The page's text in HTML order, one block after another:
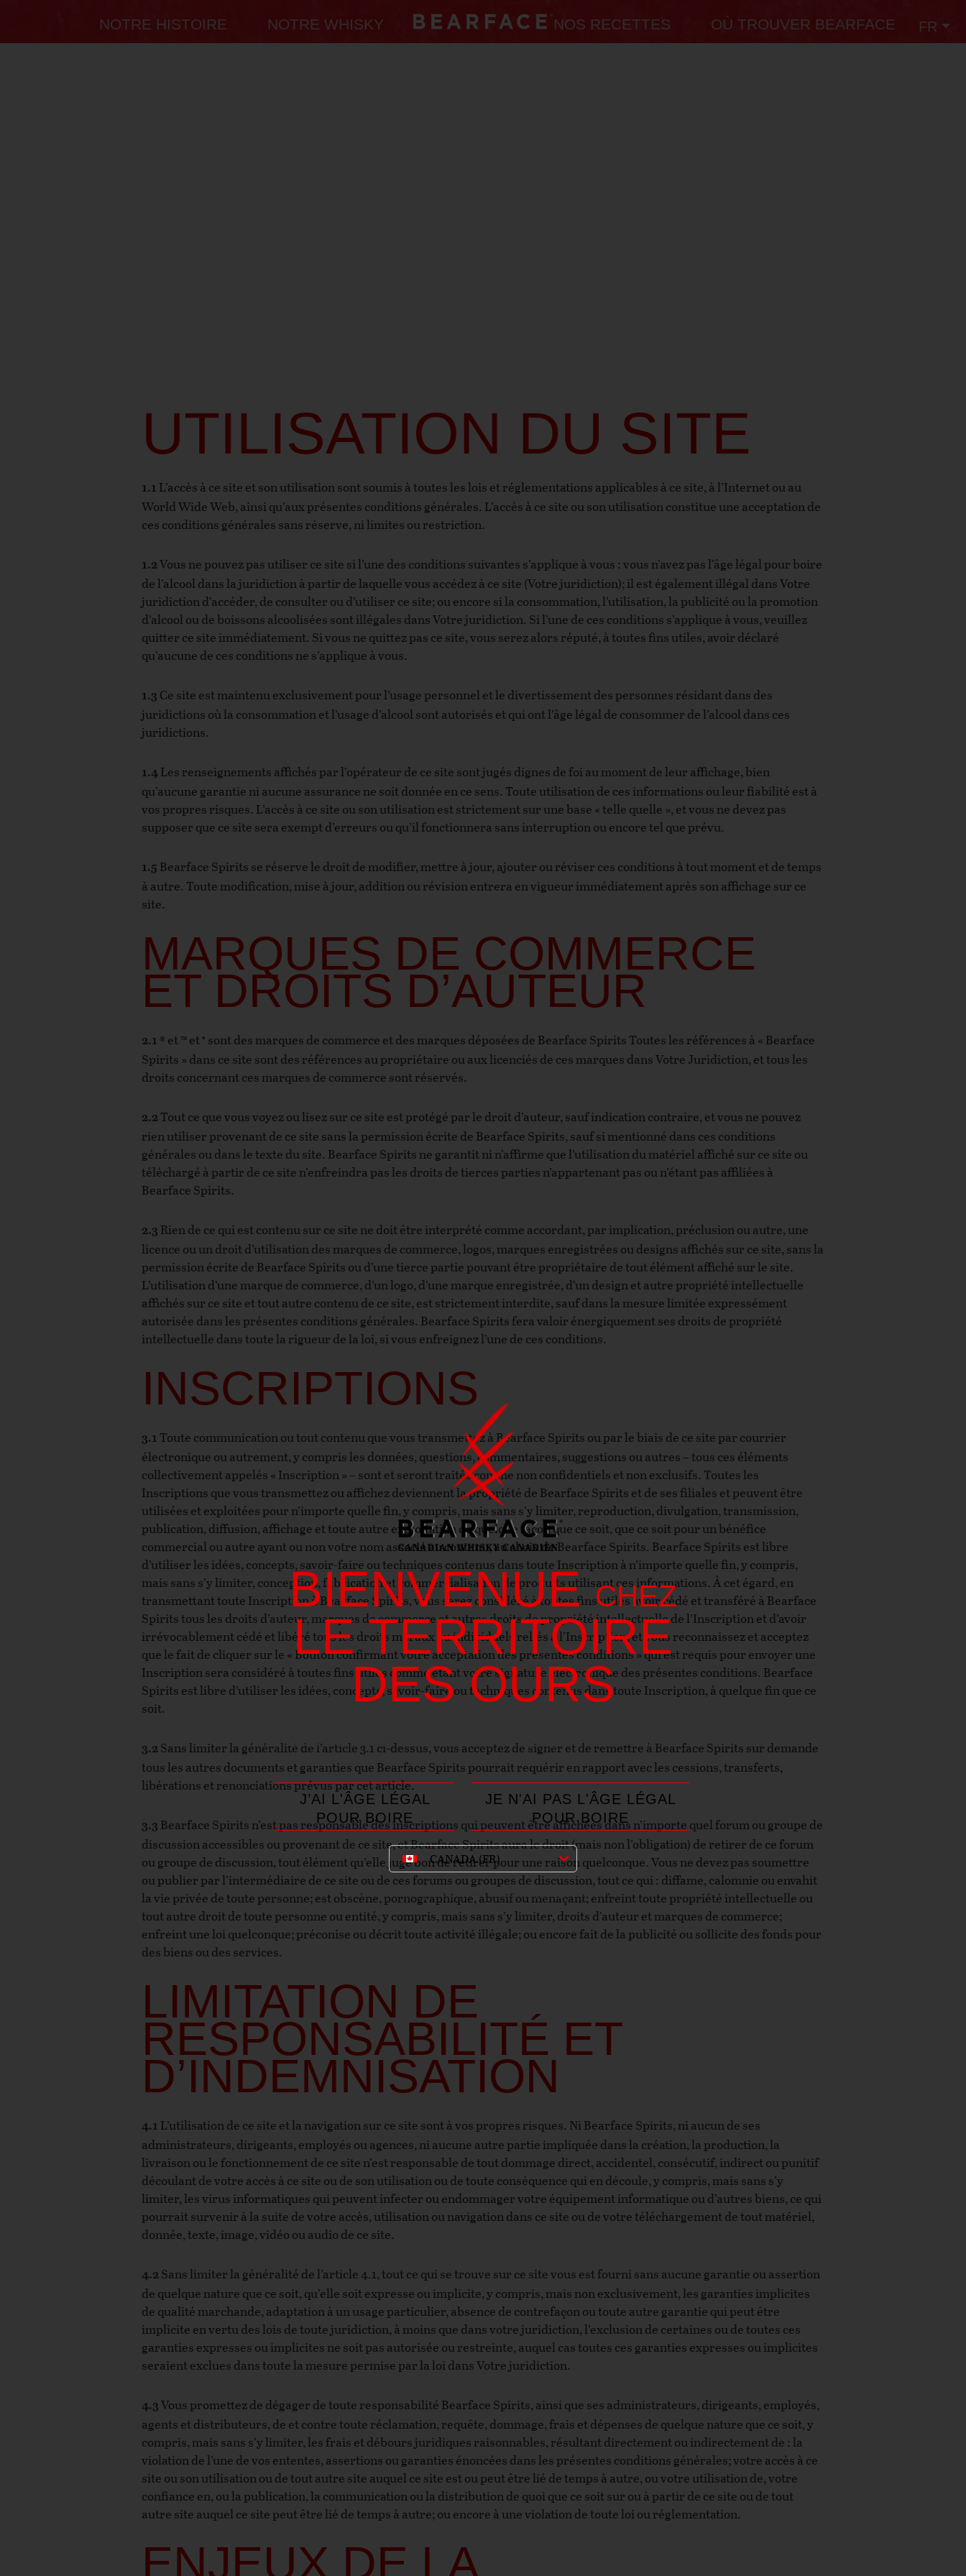
BIENVENUECHEZ
LE TERRITOIRE
DES OURS
Pour visiter BEARFACE, vous devez avoir l'âge légal pour consommer de
l’alcool.
J’AI L'ÂGE LÉGAL
POUR BOIRE
JE N'AI PAS L'ÂGE LÉGAL
POUR BOIRE
CANADA (FR)
Consommez de façon responsable. © 2020. Marque déposée et droit
d’auteur détenus par Bearface Spirits.
NOTRE HISTOIRE NOTRE WHISKY NOS RECETTES OÙ TROUVER BEARFACE FR
UTILISATION DU SITE
1.1 L’accès à ce site et son utilisation sont soumis à toutes les lois et réglementations applicables à ce site, à l’Internet ou au
World Wide Web, ainsi qu’aux présentes conditions générales. L’accès à ce site ou son utilisation constitue une acceptation de
ces conditions générales sans réserve, ni limites ou restriction.
1.2 Vous ne pouvez pas utiliser ce site si l’une des conditions suivantes s’applique à vous : vous n’avez pas l’âge légal pour boire
de l’alcool dans la juridiction à partir de laquelle vous accédez à ce site (Votre juridiction); il est également illégal dans Votre
juridiction d’accéder, de consulter ou d’utiliser ce site; ou encore si la consommation, l’utilisation, la publicité ou la promotion
d’alcool ou de boissons alcoolisées sont illégales dans Votre juridiction. Si l’une de ces conditions s’applique à vous, veuillez
quitter ce site immédiatement. Si vous ne quittez pas ce site, vous serez alors réputé, à toutes fins utiles, avoir déclaré
qu’aucune de ces conditions ne s’applique à vous.
1.3 Ce site est maintenu exclusivement pour l’usage personnel et le divertissement des personnes résidant dans des
juridictions où la consommation et l’usage d’alcool sont autorisés et qui ont l’âge légal de consommer de l’alcool dans ces
juridictions.
1.4 Les renseignements affichés par l’opérateur de ce site sont jugés dignes de foi au moment de leur affichage, bien
qu’aucune garantie ni aucune assurance ne soit donnée en ce sens. Toute utilisation de ces informations ou leur fiabilité est à
vos propres risques. L’accès à ce site ou son utilisation est strictement sur une base « telle quelle », et vous ne devez pas
supposer que ce site sera exempt d’erreurs ou qu’il fonctionnera sans interruption ou encore tel que prévu.
1.5 Bearface Spirits se réserve le droit de modifier, mettre à jour, ajouter ou réviser ces conditions à tout moment et de temps
à autre. Toute modification, mise à jour, addition ou révision entrera en vigueur immédiatement après son affichage sur ce
site.
MARQUES DE COMMERCE
ET DROITS D’AUTEUR
2.1 © et ™ et ® sont des marques de commerce et des marques déposées de Bearface Spirits Toutes les références à « Bearface
Spirits » dans ce site sont des références au propriétaire ou aux licenciés de ces marques dans Votre Juridiction, et tous les
droits concernant ces marques de commerce sont réservés.
2.2 Tout ce que vous voyez ou lisez sur ce site est protégé par le droit d’auteur, sauf indication contraire, et vous ne pouvez
rien utiliser provenant de ce site sans la permission écrite de Bearface Spirits, sauf si mentionné dans ces conditions
générales ou dans le texte du site. Bearface Spirits ne garantit ni n’affirme que l’utilisation du matériel affiché sur ce site ou
téléchargé à partir de ce site n’enfreindra pas les droits de tierces parties n’appartenant pas ou n’étant pas affiliées à
Bearface Spirits.
2.3 Rien de ce qui est contenu sur ce site ne doit être interprété comme accordant, par implication, préclusion ou autre, une
licence ou un droit d’utilisation des marques de commerce, logos, marques enregistrées ou designs affichés sur ce site, sans la
permission écrite de Bearface Spirits ou d’une tierce partie pouvant être propriétaire de tout élément affiché sur le site.
L’utilisation d’une marque de commerce, d’un logo, d’une marque enregistrée, d’un design et autre propriété intellectuelle
affichés sur ce site et tout autre contenu de ce site, est strictement interdite, sauf dans la mesure limitée expressément
autorisée dans les présentes conditions générales. Bearface Spirits fera valoir énergiquement ses droits de propriété
intellectuelle dans toute la rigueur de la loi, si vous enfreignez l’une de ces conditions.
INSCRIPTIONS
3.1 Toute communication ou tout contenu que vous transmettez à Bearface Spirits ou par le biais de ce site par courrier
électronique ou autrement, y compris les données, questions, commentaires, suggestions ou autres – tous ces éléments
collectivement appelés « Inscription » – sont et seront traités comme non confidentiels et non exclusifs. Toutes les
Inscriptions que vous transmettez ou affichez deviennent la propriété de Bearface Spirits et de ses filiales et peuvent être
utilisées et exploitées pour n’importe quelle fin, y compris, mais sans s’y limiter, reproduction, divulgation, transmission,
publication, diffusion, affichage et toute autre exploitation de quelque façon que ce soit, que ce soit pour un bénéfice
commercial ou autre ayant ou non votre nom associé au contenu, au choix de Bearface Spirits. Bearface Spirits est libre
d’utiliser les idées, concepts, savoir-faire ou techniques contenus dans toute Inscription à n’importe quelle fin, y compris,
mais sans s’y limiter, conception, fabrication et commercialisation de produits utilisant ces informations. À cet égard, en
transmettant toute Inscription à Bearface Spirits, vous serez considéré à toutes fins utiles avoir cédé et transféré à Bearface
Spirits tous les droits d’auteur, marques de commerce et autres droits de propriété intellectuelle de l’Inscription et d’avoir
irrévocablement cédé et libéré tous les droits moraux ou individuels reliés à l’Inscription, et vous reconnaissez et acceptez
que le fait de cliquer sur le « Bouton confirmant votre acceptation des présentes conditions » qui est requis pour envoyer une
Inscription sera considéré à toutes fins utiles comme étant votre signature électronique des présentes conditions. Bearface
Spirits est libre d’utiliser les idées, concepts, savoir-faire ou techniques contenus dans toute Inscription, à quelque fin que ce
soit.
3.2 Sans limiter la généralité de l’article 3.1 ci-dessus, vous acceptez de signer et de remettre à Bearface Spirits sur demande
tous les autres documents et garanties que Bearface Spirits pourrait requérir en rapport avec les cessions, transferts,
libérations et renonciations prévus par cet article.
3.3 Bearface Spirits n’est pas responsable des inscriptions qui peuvent être affichées dans n’importe quel forum ou groupe de
discussion accessibles ou provenant de ce site, et Bearface Spirits aura le droit (mais non l’obligation) de retirer de ce forum
ou groupe de discussion, tout élément qu’elle juge bon de retirer pour une raison quelconque. Vous ne devez pas soumettre
ou publier par l’intermédiaire de ce site ou de ces forums ou groupes de discussion, tout ce qui : diffame, calomnie ou envahit
la vie privée de toute personne; est obscène, pornographique, abusif ou menaçant; enfreint toute propriété intellectuelle ou
tout autre droit de toute personne ou entité, y compris, mais sans s’y limiter, droits d’auteur et marques de commerce;
enfreint une loi quelconque; préconise ou décrit toute activité illégale; ou encore fait de la publicité ou sollicite des fonds pour
des biens ou des services.
LIMITATION DE
RESPONSABILITÉ ET
D’INDEMNISATION
4.1 L’utilisation de ce site et la navigation sur ce site sont à vos propres risques. Ni Bearface Spirits, ni aucun de ses
administrateurs, dirigeants, employés ou agences, ni aucune autre partie impliquée dans la création, la production, la
livraison ou le fonctionnement de ce site n’est responsable de tout dommage direct, accidentel, consécutif, indirect ou punitif
découlant de votre accès à ce site ou de son utilisation ou de toute conséquence qui en découle, y compris, mais sans s’y
limiter, les virus informatiques qui peuvent infecter ou endommager votre équipement informatique ou d’autres biens, ce qui
pourrait survenir à la suite de votre accès, utilisation ou navigation dans ce site ou de votre téléchargement de tout matériel,
donnée, texte, image, vidéo ou audio de ce site.
4.2 Sans limiter la généralité de l’article 4.1, tout ce qui se trouve sur ce site vous est fourni sans aucune garantie ou assertion
de quelque nature que ce soit, qu’elle soit expresse ou implicite, y compris, mais non exclusivement, les garanties implicites
de qualité marchande, adaptation à un usage particulier, absence de contrefaçon ou toute autre garantie qui peut être
implicite en vertu des lois de toute juridiction, à moins que dans votre juridiction, l’exclusion de certaines ou de toutes ces
garanties expresses ou implicites ne soit pas autorisée ou restreinte, auquel cas toutes ces garanties expresses ou implicites
seraient exclues dans toute la mesure permise par la loi dans Votre juridiction.
4.3 Vous promettez de dégager de toute responsabilité Bearface Spirits, ainsi que ses administrateurs, dirigeants, employés,
agents et distributeurs, de et contre toute réclamation, requête, dommage, frais et dépenses de quelque nature que ce soit, y
compris, mais sans s’y limiter, les frais et débours juridiques raisonnables, résultant directement ou indirectement de : la
violation de l’une de vos ententes, assertions ou garanties énoncées dans les présentes conditions générales; votre accès à ce
site ou son utilisation ou de tout autre site auquel ce site est ou peut être lié de temps à autre, ou votre utilisation de, votre
confiance en, ou la publication, la communication ou la distribution de quoi que ce soit sur ou à partir de ce site ou de tout
autre site auquel ce site peut être lié de temps à autre; ou encore à une violation de toute loi ou réglementation.
ENJEUX DE LA